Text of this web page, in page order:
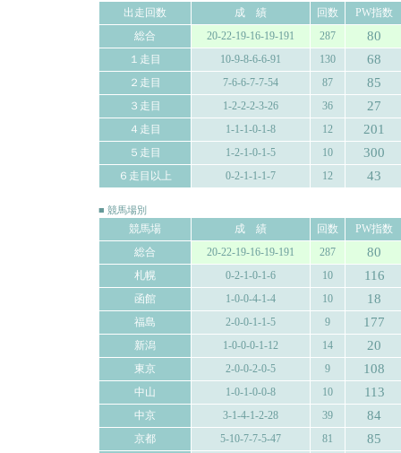
出走回数 成 績 回数
PW指数
総合
20-22-19-16-19-191 287 80
１走目 10-9-8-6-6-91 130 68
２走目 7-6-6-7-7-54 87 85
３走目 1-2-2-2-3-26 36 27
４走目 1-1-1-0-1-8 12 201
５走目 1-2-1-0-1-5 10 300
６走目以上 0-2-1-1-1-7 12 43
■ 競馬場別
競馬場 成 績 回数
PW指数
総合
20-22-19-16-19-191 287 80
札幌 0-2-1-0-1-6 10 116
函館 1-0-0-4-1-4 10 18
福島 2-0-0-1-1-5 9 177
新潟 1-0-0-0-1-12 14 20
東京 2-0-0-2-0-5 9 108
中山 1-0-1-0-0-8 10 113
中京 3-1-4-1-2-28 39 84
京都 5-10-7-7-5-47 81 85